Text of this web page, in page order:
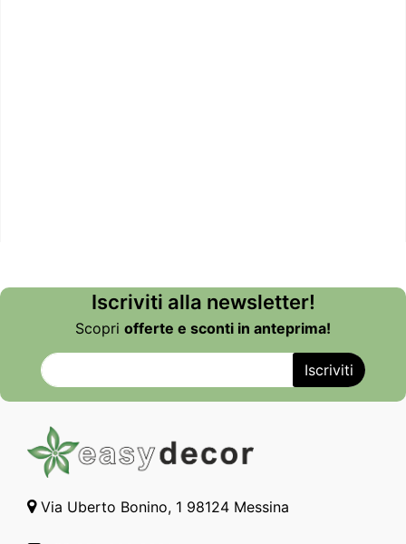
Iscriviti alla newsletter!
Scopri offerte e sconti in anteprima!
Via Uberto Bonino, 1 98124 Messina